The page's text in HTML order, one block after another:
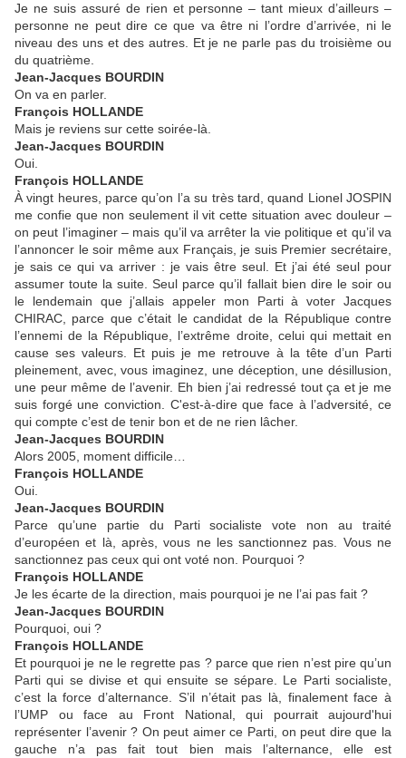
Je ne suis assuré de rien et personne – tant mieux d’ailleurs –
personne ne peut dire ce que va être ni l’ordre d’arrivée, ni le
niveau des uns et des autres. Et je ne parle pas du troisième ou
du quatrième.
Jean-Jacques BOURDIN
On va en parler.
François HOLLANDE
Mais je reviens sur cette soirée-là.
Jean-Jacques BOURDIN
Oui.
François HOLLANDE
À vingt heures, parce qu’on l’a su très tard, quand Lionel JOSPIN
me confie que non seulement il vit cette situation avec douleur –
on peut l’imaginer – mais qu’il va arrêter la vie politique et qu’il va
l’annoncer le soir même aux Français, je suis Premier secrétaire,
je sais ce qui va arriver : je vais être seul. Et j’ai été seul pour
assumer toute la suite. Seul parce qu’il fallait bien dire le soir ou
le lendemain que j’allais appeler mon Parti à voter Jacques
CHIRAC, parce que c’était le candidat de la République contre
l’ennemi de la République, l’extrême droite, celui qui mettait en
cause ses valeurs. Et puis je me retrouve à la tête d’un Parti
pleinement, avec, vous imaginez, une déception, une désillusion,
une peur même de l’avenir. Eh bien j’ai redressé tout ça et je me
suis forgé une conviction. C'est-à-dire que face à l’adversité, ce
qui compte c’est de tenir bon et de ne rien lâcher.
Jean-Jacques BOURDIN
Alors 2005, moment difficile…
François HOLLANDE
Oui.
Jean-Jacques BOURDIN
Parce qu’une partie du Parti socialiste vote non au traité
d’européen et là, après, vous ne les sanctionnez pas. Vous ne
sanctionnez pas ceux qui ont voté non. Pourquoi ?
François HOLLANDE
Je les écarte de la direction, mais pourquoi je ne l’ai pas fait ?
Jean-Jacques BOURDIN
Pourquoi, oui ?
François HOLLANDE
Et pourquoi je ne le regrette pas ? parce que rien n’est pire qu’un
Parti qui se divise et qui ensuite se sépare. Le Parti socialiste,
c’est la force d’alternance. S’il n’était pas là, finalement face à
l’UMP ou face au Front National, qui pourrait aujourd'hui
représenter l’avenir ? On peut aimer ce Parti, on peut dire que la
gauche n’a pas fait tout bien mais l’alternance, elle est